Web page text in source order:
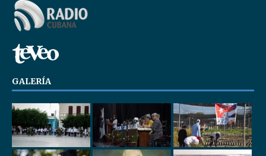
GALERÍA